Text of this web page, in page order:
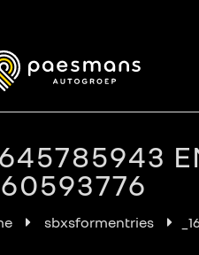
sbxsformentries